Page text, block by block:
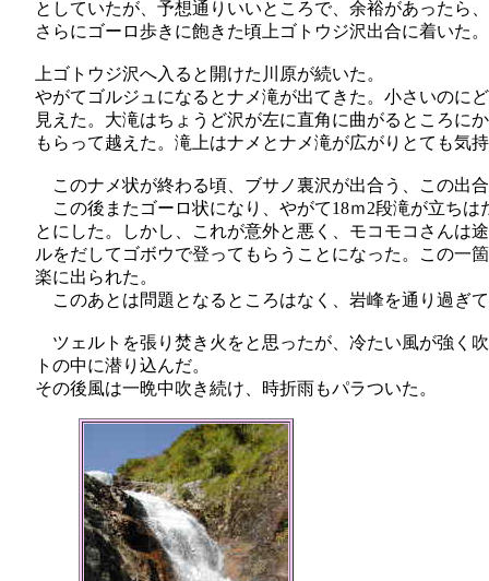
としていたが、予想通りいいところで、余裕があったら
さらにゴーロ歩きに飽きた頃上ゴトウジ沢出合に着いた。
上ゴトウジ沢へ入ると開けた川原が続いた。
やがてゴルジュになるとナメ滝が出てきた。小さいのに
見えた。大滝はちょうど沢が左に直角に曲がるところに
もらって越えた。滝上はナメとナメ滝が広がりとても気
このナメ状が終わる頃、ブサノ裏沢が出合う、この出
この後またゴーロ状になり、やがて18ｍ2段滝が立ち
とにした。しかし、これが意外と悪く、モコモコさんは
ルをだしてゴボウで登ってもらうことになった。この一
楽に出られた。
このあとは問題となるところはなく、岩峰を通り過ぎ
ツェルトを張り焚き火をと思ったが、冷たい風が強く
トの中に潜り込んだ。
その後風は一晩中吹き続け、時折雨もパラついた。